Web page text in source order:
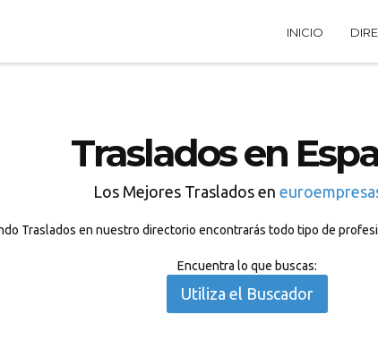
INICIO
Traslados en
Los Mejores Traslados en
Traslados en nuestro directorio encontrarás todo tipo de
Encuentra lo que buscas:
Utiliza el Buscador